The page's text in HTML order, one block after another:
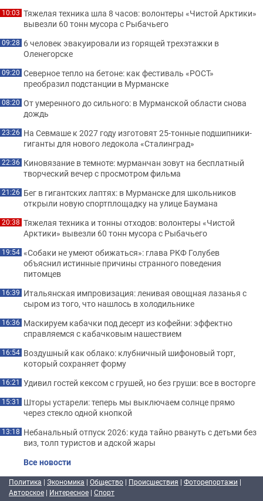
10:03 Тяжелая техника шла 8 часов: волонтеры «Чистой Арктики»
вывезли 60 тонн мусора с Рыбачьего
09:28 6 человек эвакуировали из горящей трехэтажки в
Оленегорске
09:20 Северное тепло на бетоне: как фестиваль «РОСТ»
преобразил подстанции в Мурманске
08:20 От умеренного до сильного: в Мурманской области снова
дождь
23:26 На Севмаше к 2027 году изготовят 25-тонные подшипники-
гиганты для нового ледокола «Сталинград»
22:36 Киновязание в темноте: мурманчан зовут на бесплатный
творческий вечер с просмотром фильма
21:26 Бег в гигантских лаптях: в Мурманске для школьников
открыли новую спортплощадку на улице Баумана
20:38 Тяжелая техника и тонны отходов: волонтеры «Чистой
Арктики» вывезли 60 тонн мусора с Рыбачьего
19:54 «Собаки не умеют обижаться»: глава РКФ Голубев
объяснил истинные причины странного поведения
питомцев
16:39 Итальянская импровизация: ленивая овощная лазанья с
сыром из того, что нашлось в холодильнике
16:36 Маскируем кабачки под десерт из кофейни: эффектно
справляемся с кабачковым нашествием
16:54 Воздушный как облако: клубничный шифоновый торт,
который сохраняет форму
16:21 Удивил гостей кексом с грушей, но без груши: все в восторге
15:31 Шторы устарели: теперь мы выключаем солнце прямо
через стекло одной кнопкой
13:18 Небанальный отпуск 2026: куда тайно рвануть с детьми без
виз, толп туристов и адской жары
Все новости
Политика | Экономика | Общество | Происшествия | Фоторепортажи |
Авторское | Интересное | Спорт